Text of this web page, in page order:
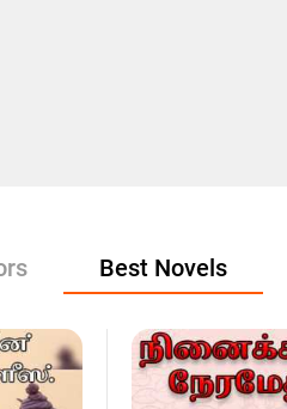
Best Novels